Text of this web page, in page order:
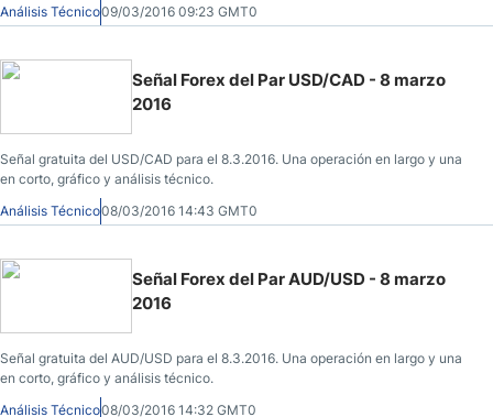
Análisis Técnico09/03/2016 09:23 GMT0
Señal Forex del Par USD/CAD - 8 marzo
2016
Señal gratuita del USD/CAD para el 8.3.2016. Una operación en largo y una
en corto, gráfico y análisis técnico.
Análisis Técnico08/03/2016 14:43 GMT0
Señal Forex del Par AUD/USD - 8 marzo
2016
Señal gratuita del AUD/USD para el 8.3.2016. Una operación en largo y una
en corto, gráfico y análisis técnico.
Análisis Técnico08/03/2016 14:32 GMT0